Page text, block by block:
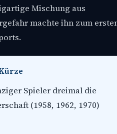
Mischung aus
machte ihn zum
Spieler dreimal die
(1958, 1962, 1970)